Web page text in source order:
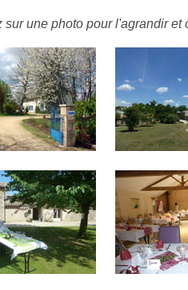
sur une photo pour l'agrandir et